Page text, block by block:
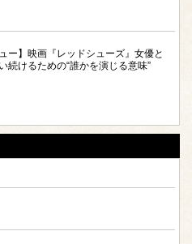
ー】映画『レッドシューズ』女優と
続けるための“誰かを演じる意味”